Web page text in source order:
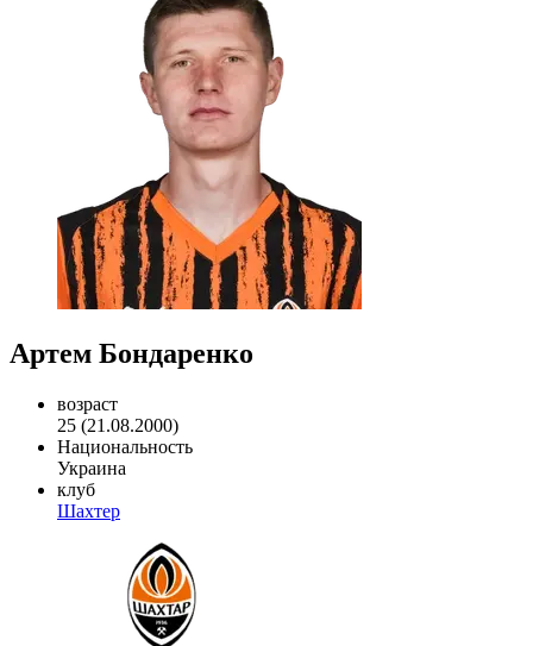
Артем Бондаренко
возраст
25 (21.08.2000)
Национальность
Украина
клуб
Шахтер